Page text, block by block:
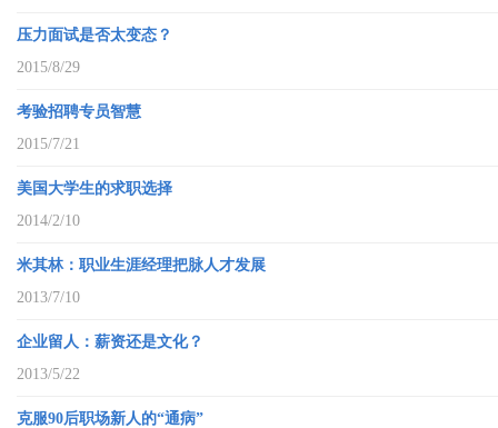
压力面试是否太变态？
2015/8/29
考验招聘专员智慧
2015/7/21
美国大学生的求职选择
2014/2/10
米其林：职业生涯经理把脉人才发展
2013/7/10
企业留人：薪资还是文化？
2013/5/22
克服90后职场新人的“通病”